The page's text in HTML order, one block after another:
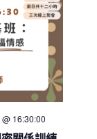
16:30:00